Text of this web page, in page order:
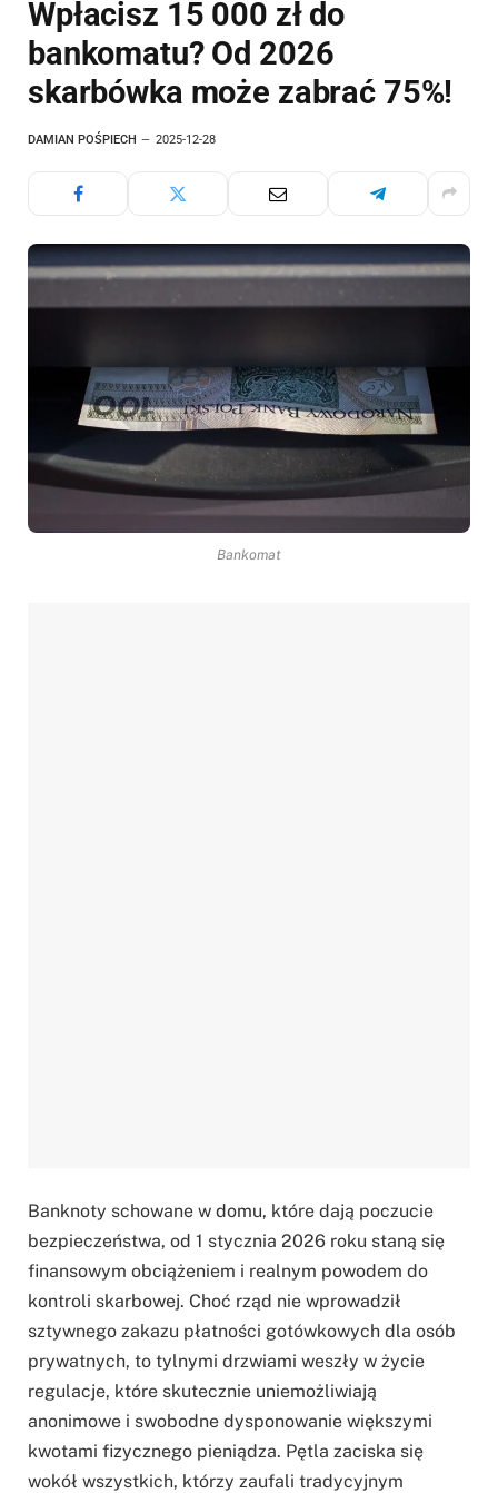
Wpłacisz 15 000 zł do
bankomatu? Od 2026
skarbówka może zabrać 75%!
DAMIAN POŚPIECH 2025-12-28
Bankomat
Banknoty schowane w domu, które dają poczucie
bezpieczeństwa, od 1 stycznia 2026 roku staną się
finansowym obciążeniem i realnym powodem do
kontroli skarbowej. Choć rząd nie wprowadził
sztywnego zakazu płatności gotówkowych dla osób
prywatnych, to tylnymi drzwiami weszły w życie
regulacje, które skutecznie uniemożliwiają
anonimowe i swobodne dysponowanie większymi
kwotami fizycznego pieniądza. Pętla zaciska się
wokół wszystkich, którzy zaufali tradycyjnym